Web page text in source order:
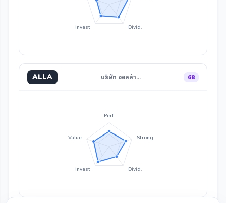
Divid.
Invest
ALLA บริษัท ออลล่า… 68
Perf.
Strong
Divid.
Invest
Value